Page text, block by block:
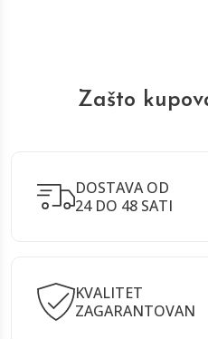
Zašto
DOSTAVA OD
24 DO 48 SATI
KVALITET
ZAGARANTOVAN